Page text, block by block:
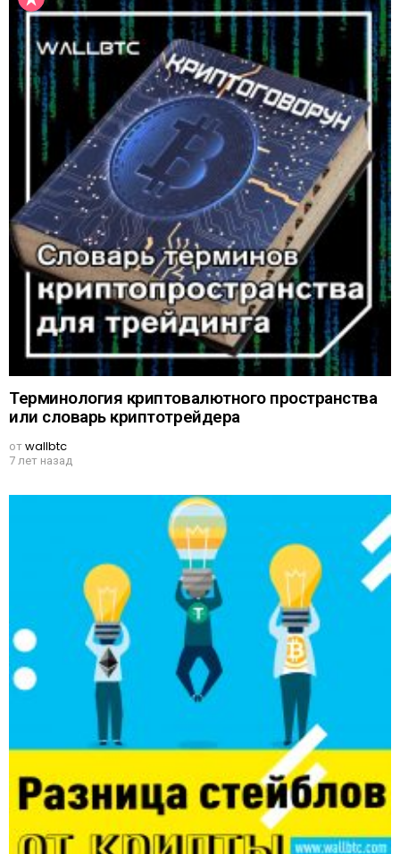
Терминология криптовалютного пространства
или словарь криптотрейдера
отwallbtc
7 лет назад